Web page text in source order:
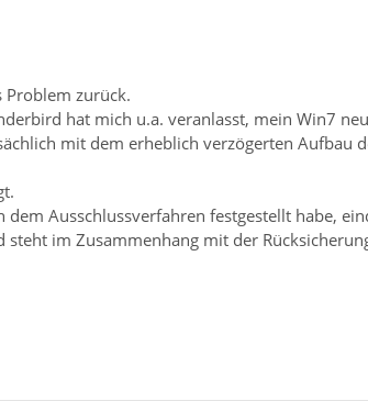
zurück.
hat mich u.a. veranlasst, mein Win7
mit dem erheblich verzögerten Aufbau
Ausschlussverfahren festgestellt habe,
im Zusammenhang mit der